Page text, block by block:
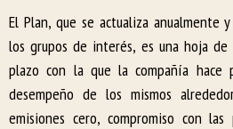
El Plan, que se actualiza anualmente
los grupos de interés, es una hoja
plazo con la que la compañía hace
desempeño de los mismos
emisiones cero, compromiso con las